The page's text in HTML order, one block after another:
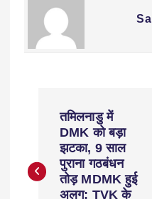
तमिलनाडु में
DMK को बड़ा
झटका, 9 साल
पुराना गठबंधन
तोड़ MDMK हुई
अलग; TVK के